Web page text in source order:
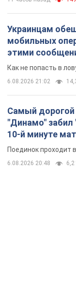
Банки
украинцам
ближайшие дни
11 часов назад
Украинцам
этими